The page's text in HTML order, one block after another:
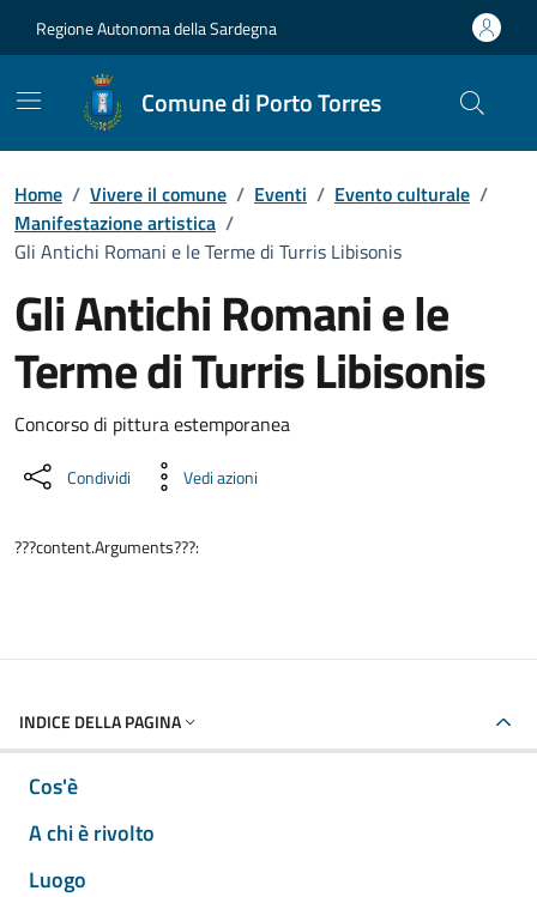
Regione Autonoma della Sardegna
Comune di Porto Torres
Home / Vivere il comune / Eventi / Evento culturale /
Manifestazione artistica /
Gli Antichi Romani e le Terme di Turris Libisonis
Gli Antichi Romani e le
Terme di Turris Libisonis
Dettaglio dell'evento
Concorso di pittura estemporanea
Condividi Vedi azioni
???content.Arguments???:
INDICE DELLA PAGINA
Cos'è
A chi è rivolto
Luogo